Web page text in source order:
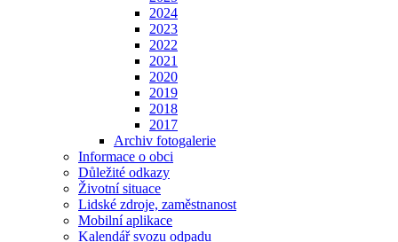
2024
2023
2022
2021
2020
2019
2018
2017
Archiv fotogalerie
Informace o obci
Důležité odkazy
Životní situace
Lidské zdroje, zaměstnanost
Mobilní aplikace
Kalendář svozu odpadu